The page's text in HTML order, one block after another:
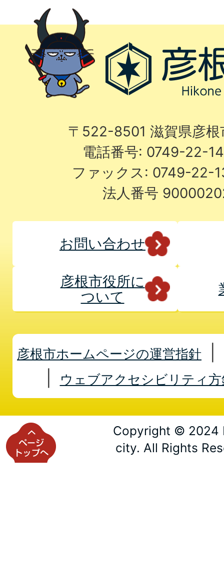
〒522-8501 滋賀県彦
電話番号: 0749-22-
ファックス: 0749-22-
法人番号
お問い合わせ
彦根市役所に
ついて
彦根市ホームページの運営指針
ウェブアクセシビリティ方
Copyright © 2024
city. All Rights